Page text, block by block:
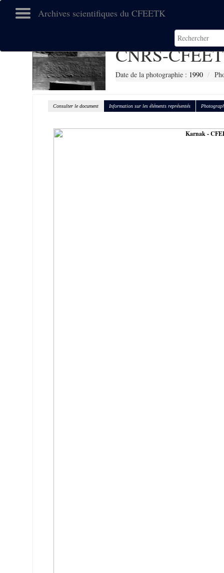
Archives scientifiques du CFEETK
CNRS-
Date de la photographie : 1990
Consulter le document Information sur les éléments représentés